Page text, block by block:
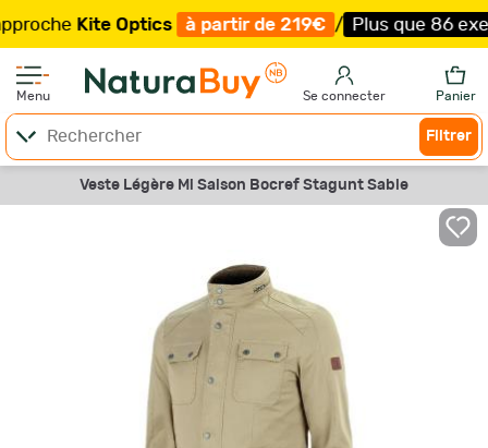
Kite Optics à partir de 219€ / Plus que 86
Menu Se connecter Panier
Filtrer
Veste Légère Mi Saison Bocref Stagunt Sable